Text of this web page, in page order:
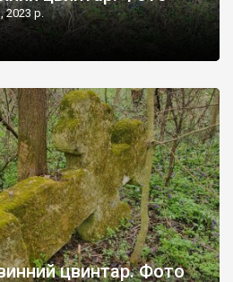
2023 р.
цвинтар. Фото